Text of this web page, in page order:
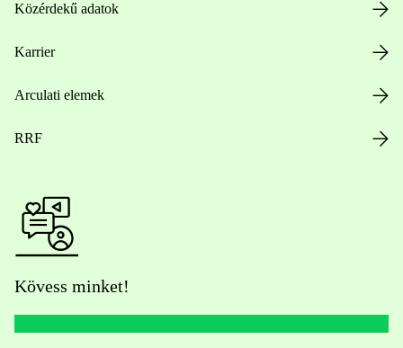
Közérdekű adatok
Karrier
Arculati elemek
RRF
Kövess minket!